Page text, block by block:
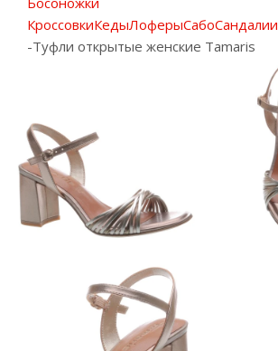
КроссовкиКедыЛоферыСабоСандалии
-Туфли открытые женские Tamaris